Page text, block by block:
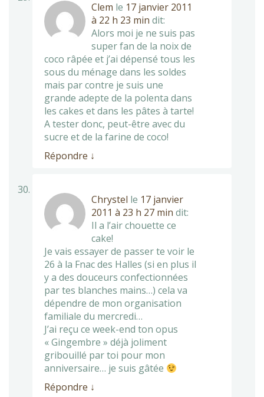
Clem le 17 janvier 2011
à 22 h 23 min dit:
Alors moi je ne suis pas
super fan de la noix de
coco râpée et j’ai dépensé tous les
sous du ménage dans les soldes
mais par contre je suis une
grande adepte de la polenta dans
les cakes et dans les pâtes à tarte!
A tester donc, peut-être avec du
sucre et de la farine de coco!
Répondre ↓
Chrystel le 17 janvier
2011 à 23 h 27 min dit:
Il a l’air chouette ce
cake!
Je vais essayer de passer te voir le
26 à la Fnac des Halles (si en plus il
y a des douceurs confectionnées
par tes blanches mains…) cela va
dépendre de mon organisation
familiale du mercredi…
J’ai reçu ce week-end ton opus
« Gingembre » déjà joliment
gribouillé par toi pour mon
anniversaire… je suis gâtée
Répondre ↓